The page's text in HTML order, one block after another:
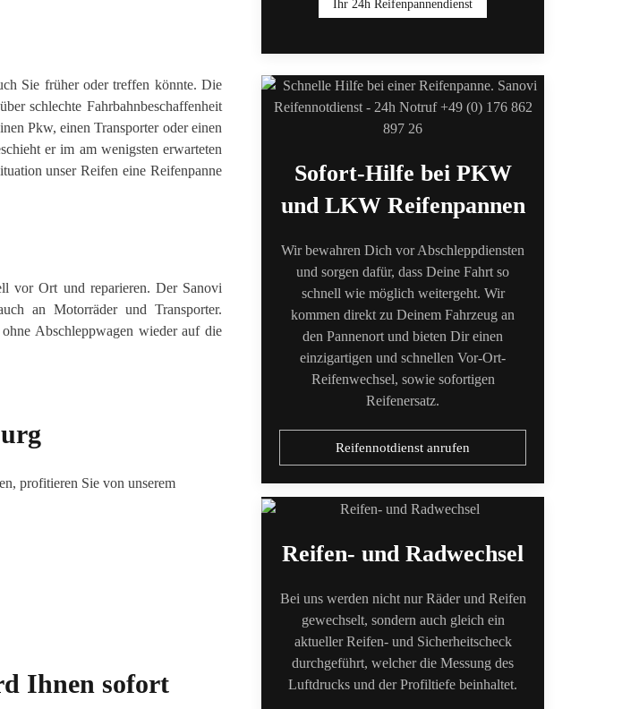
Sie früher oder treffen könnte. Die
schlechte Fahrbahnbeschaffenheit
Pkw, einen Transporter oder einen
er im am wenigsten erwarteten
unser Reifen eine Reifenpanne
vor Ort und reparieren. Der Sanovi
an Motorräder und Transporter.
Abschleppwagen wieder auf die
profitieren Sie von unserem
Ihnen sofort
Ihr 24h Reifenpannendienst
Sofort-Hilfe bei PKW
und LKW Reifenpannen
Wir bewahren Dich vor Abschleppdiensten
und sorgen dafür, dass Deine Fahrt so
schnell wie möglich weitergeht. Wir
kommen direkt zu Deinem Fahrzeug an
den Pannenort und bieten Dir einen
einzigartigen und schnellen Vor-Ort-
Reifenwechsel, sowie sofortigen
Reifenersatz.
Reifennotdienst anrufen
Reifen- und Radwechsel
Bei uns werden nicht nur Räder und Reifen
gewechselt, sondern auch gleich ein
aktueller Reifen- und Sicherheitscheck
durchgeführt, welcher die Messung des
Luftdrucks und der Profiltiefe beinhaltet.